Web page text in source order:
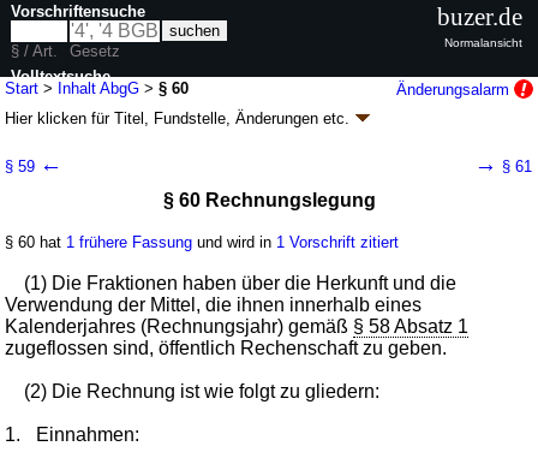
Start > Inhalt AbgG >§ 60
Änderungsalarm
Hier klicken fürTitel, Fundstelle, Änderungen etc.
G. v. 16.07.2026BGBl. 2026 I Nr. 211
18 weitere Fassungen | wird in 90 Vorschriften zitiert
Zwölfter Abschnitt Fraktionen
§ 59 ← → § 61
§ 60 Rechnungslegung
§ 60 hat 1 frühere Fassung und wird in 1 Vorschrift zitiert
(1) Die Fraktionen haben über die Herkunft und die
Verwendung der Mittel, die ihnen innerhalb eines
Kalenderjahres (Rechnungsjahr) gemäß § 58 Absatz 1
zugeflossen sind, öffentlich Rechenschaft zu geben.
(2) Die Rechnung ist wie folgt zu gliedern:
1. Einnahmen:
Vorschriftensuche
§ / Art.
Gesetz
Volltextsuche
nur in AbgG
buzer.de
Normalansicht